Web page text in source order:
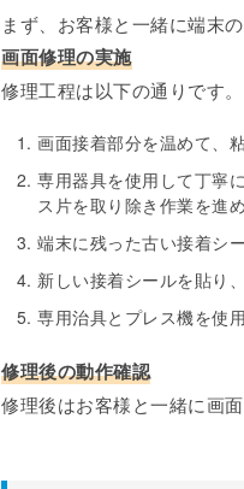
まず、お客様と一緒に端末
画面修理の実施
修理工程は以下の通りです。
画面接着部分を温めて、
専用器具を使用して丁寧
ス片を取り除き作業を進め
端末に残った古い接着シ
新しい接着シールを貼り
専用治具とプレス機を使
修理後の動作確認
修理後はお客様と一緒に画